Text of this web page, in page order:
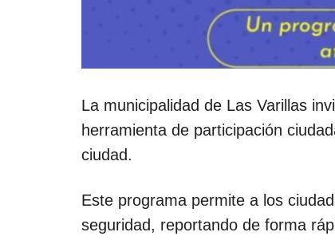
La municipalidad de Las Varillas
herramienta de participación
ciudad.
Este programa permite a los
seguridad, reportando de forma